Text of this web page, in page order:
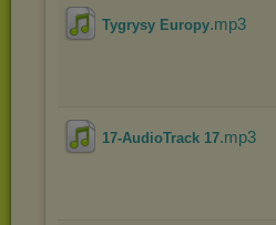
Tygrysy Europy.mp3
17-AudioTrack 17.mp3